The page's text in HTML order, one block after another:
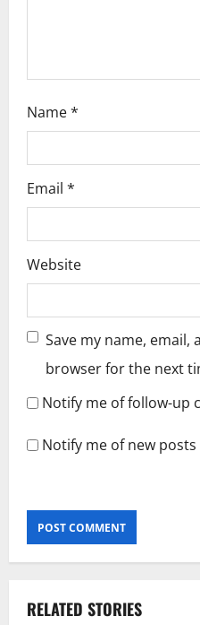
Name*
Email *
Website
Save my name, email,
browser for the next
Notify me of follow-up
Notify me of new posts
RELATED STORIES